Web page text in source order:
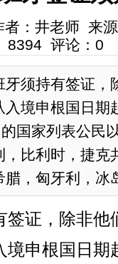
：井老师 来
8394 评论：0
牙须持有签证，
境申根国日期
国家列表公民
比利时，捷克
，匈牙利，冰
证，除非他
申根国日期